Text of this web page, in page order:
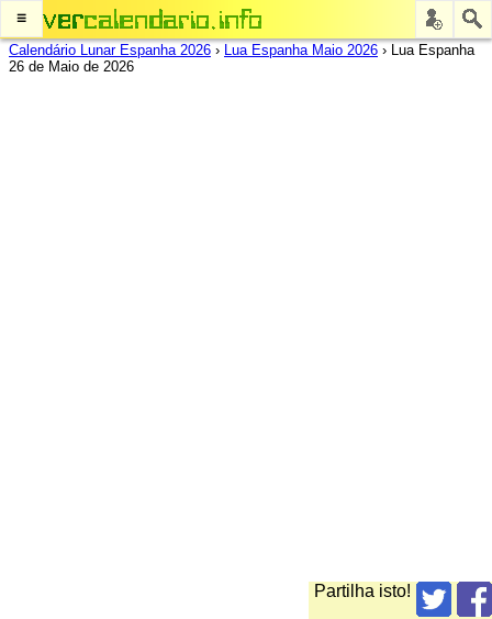
≡
Calendário Lunar Espanha 2026 › Lua Espanha Maio 2026 › Lua Espanha
26 de Maio de 2026
Partilha isto!